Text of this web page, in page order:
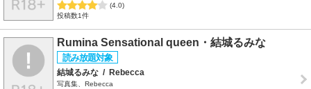
(4.0)
投稿数1件
Rumina Sensational queen・結城るみな
結城るみな / Rebecca
写真集、Rebecca